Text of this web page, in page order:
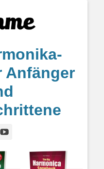
Anfänger
YouTube